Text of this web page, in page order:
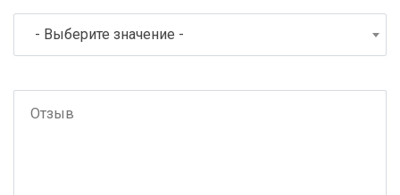
- Выберите значение -